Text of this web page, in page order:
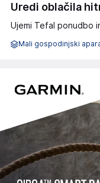
Uredi oblačila
Ujemi Tefal ponudbo
Mali gospodinjski